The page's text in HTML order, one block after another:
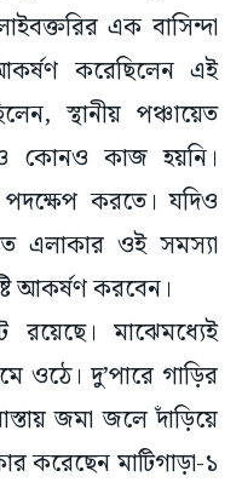
এক বাসিন্দা
করেছিলেন এই
স্থানীয় পঞ্চায়েত
কোনও কাজ হয়নি।
পদক্ষেপ করতে। যদিও
এলাকার ওই সমস্যা
আকর্ষণ করবেন।
রয়েছে। মাঝেমধ্যেই
ওঠে। দু’পারে গাড়ির
জমা জলে দাঁড়িয়ে
করেছেন মাটিগাড়া-১